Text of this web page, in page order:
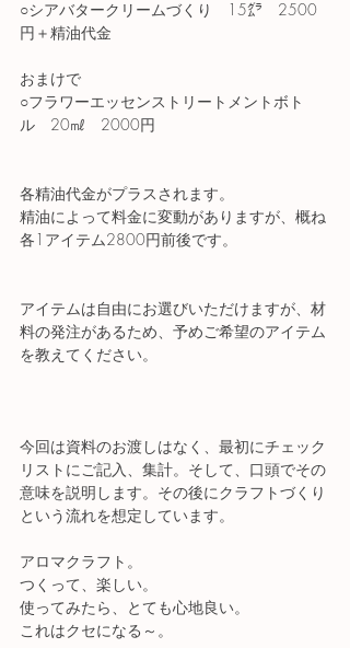
○シアバタークリームづくり　15㌘　2500
円＋精油代金
おまけで
○フラワーエッセンストリートメントボト
ル　20㎖　2000円
各精油代金がプラスされます。
精油によって料金に変動がありますが、概ね
各1アイテム2800円前後です。
アイテムは自由にお選びいただけますが、材
料の発注があるため、予めご希望のアイテム
を教えてください。
今回は資料のお渡しはなく、最初にチェック
リストにご記入、集計。そして、口頭でその
意味を説明します。その後にクラフトづくり
という流れを想定しています。
アロマクラフト。
つくって、楽しい。
使ってみたら、とても心地良い。
これはクセになる～。